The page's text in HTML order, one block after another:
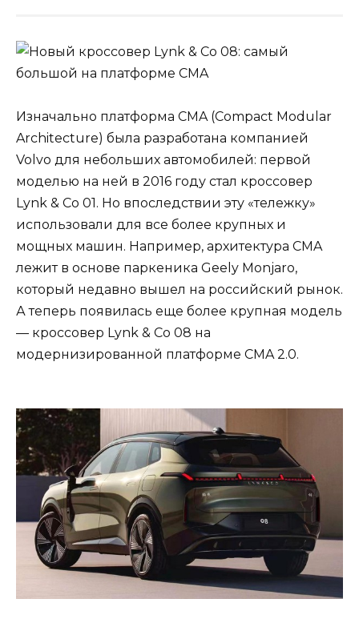
Изначально платформа CMA (Compact Modular
Architecture) была разработана компанией
Volvo для небольших автомобилей: первой
моделью на ней в 2016 году стал кроссовер
Lynk & Co 01. Но впоследствии эту «тележку»
использовали для все более крупных и
мощных машин. Например, архитектура CMA
лежит в основе паркеника Geely Monjaro,
который недавно вышел на российский рынок.
А теперь появилась еще более крупная модель
— кроссовер Lynk & Co 08 на
модернизированной платформе CMA 2.0.